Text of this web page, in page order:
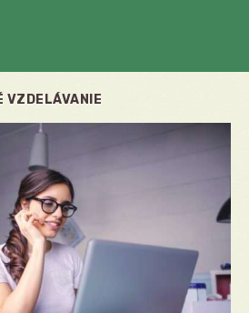
VZDELÁVANIE